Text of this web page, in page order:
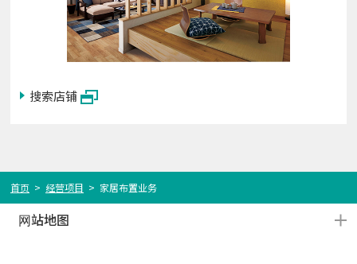
搜索店铺
首页 > 经营项目 > 家居布置业务
网站地图